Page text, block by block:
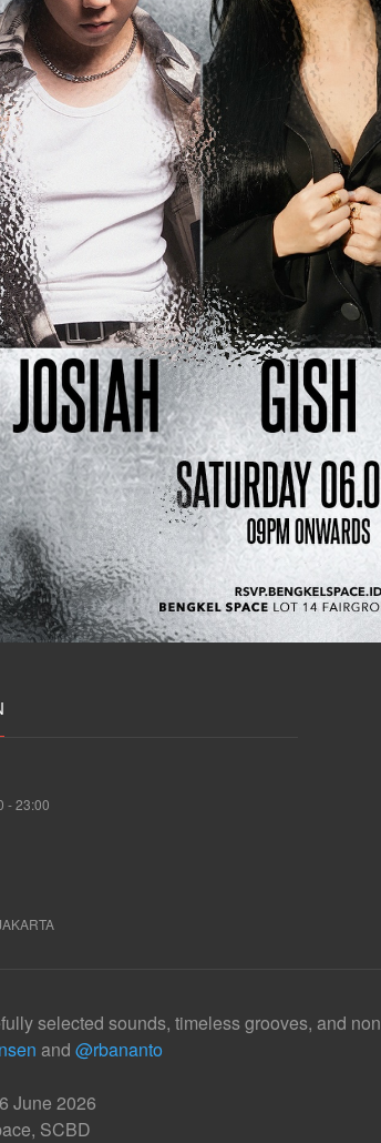
- 23:00
selected sounds, timeless grooves, and
and @rbananto
June 2026
SCBD